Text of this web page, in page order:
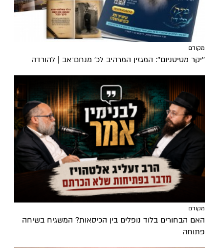
מקודם
''יקר מטיטניום'': המגזין המרהיב לכ’ מנחם־אב | להורדה
מקודם
האם הבחורים בלוד נופלים בין הכיסאות? המשגיח בשיחה
פתוחה